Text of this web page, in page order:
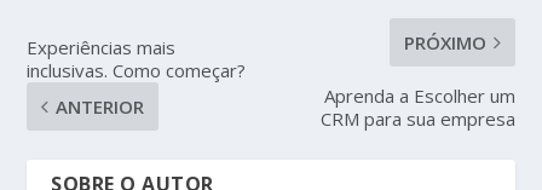
Experiências mais
inclusivas. Como começar?
ANTERIOR
PRÓXIMO
Aprenda a Escolher um
CRM para sua empresa
SOBRE O AUTOR